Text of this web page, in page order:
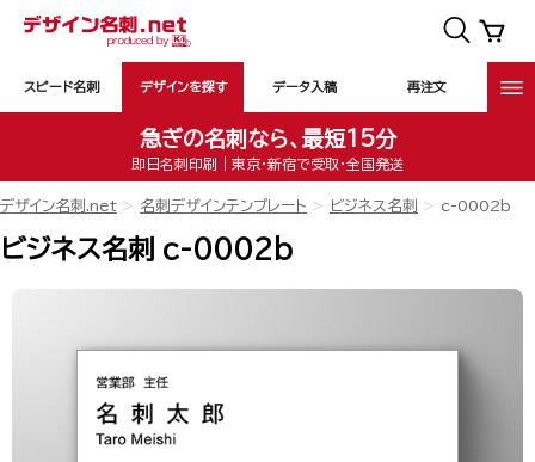
スピード名刺 デザインを探す データ入稿 再注文
急ぎの名刺なら、最短15分
即日名刺印刷｜東京・新宿で受取・全国発送
デザイン名刺.net 名刺デザインテンプレート ビジネス名刺 c-0002b
ビジネス名刺 c-0002b